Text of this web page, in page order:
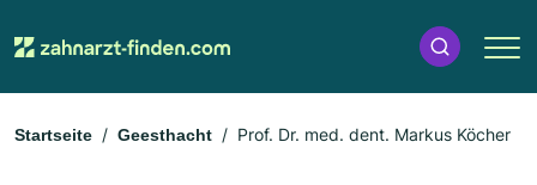
Startseite Geesthacht Prof. Dr. med. dent. Markus Köcher